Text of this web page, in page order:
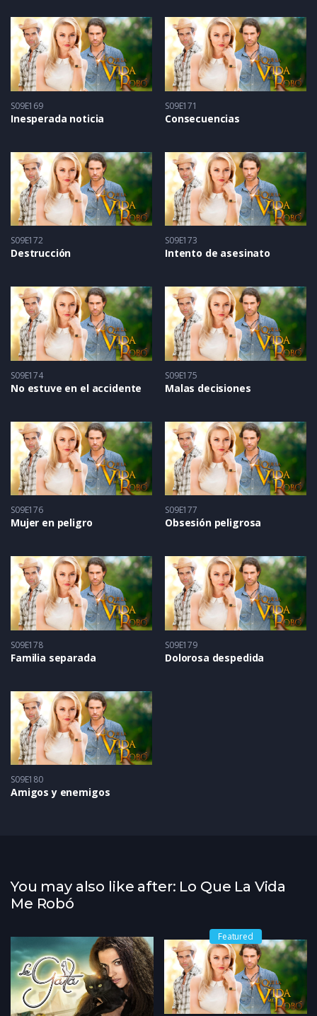
S09E169
Inesperada noticia
S09E171
Consecuencias
S09E172
Destrucción
S09E173
Intento de asesinato
S09E174
No estuve en el accidente
S09E175
Malas decisiones
S09E176
Mujer en peligro
S09E177
Obsesión peligrosa
S09E178
Familia separada
S09E179
Dolorosa despedida
S09E180
Amigos y enemigos
You may also like after: Lo Que La Vida
Me Robó
Featured